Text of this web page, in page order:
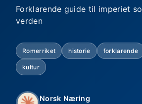
Forklarende guide til imperiet
verden
Romerriket historie forklarende
kultur
Norsk Næring